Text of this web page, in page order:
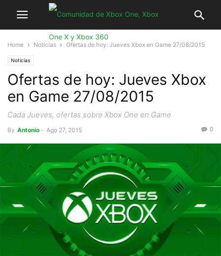
Home Noticias Ofertas de hoy: Jueves Xbox en Game 27/08/2015
Noticias
Ofertas de hoy: Jueves Xbox
en Game 27/08/2015
Cada Jueves, ofertas sobre Xbox One en Game
By Antonio - Ago 27, 2015 0